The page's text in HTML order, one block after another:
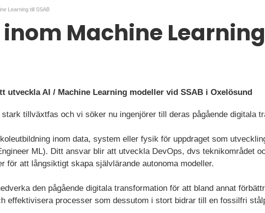
Learning till SSAB
Machine
utveckla AI / Machine Learning modeller vid SSAB i Oxelösund
tillväxtfas och vi söker nu ingenjörer till deras pågående digitala
inom data, system eller fysik för uppdraget som
ML). Ditt ansvar blir att utveckla DevOps, dvs teknikområdet
för att långsiktigt skapa självlärande autonoma modeller.
den pågående digitala transformation för att bland annat
effektivisera processer som dessutom i stort bidrar till en fossilfri